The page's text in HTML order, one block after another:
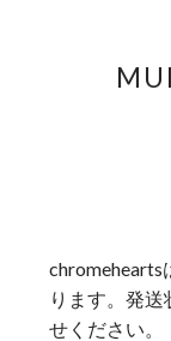
chromehearts
ります。発
せください。